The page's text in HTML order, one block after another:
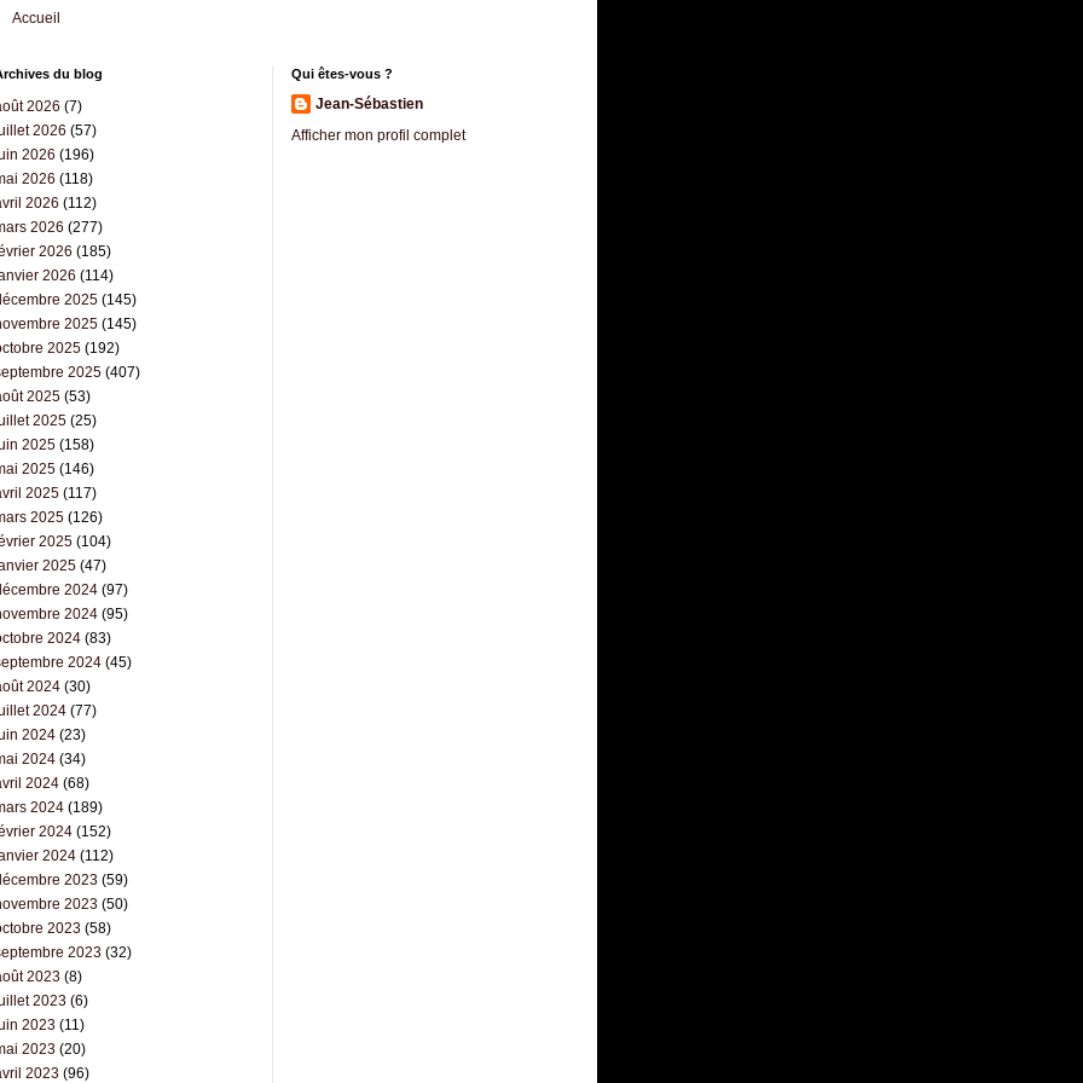
Accueil
du blog
2026 (7)
2026 (57)
2026 (196)
2026 (118)
2026 (112)
2026 (277)
2026 (185)
2026 (114)
2025(145)
2025(145)
2025(192)
2025(407)
2025(53)
2025(25)
2025(158)
2025(146)
2025(117)
2025(126)
2025(104)
2025(47)
2024(97)
2024(95)
2024(83)
2024(45)
2024(30)
2024(77)
2024(23)
2024(34)
2024(68)
2024(189)
2024(152)
2024(112)
2023(59)
2023(50)
2023(58)
2023(32)
2023(8)
2023(6)
2023(11)
2023(20)
2023(96)
Qui êtes-vous ?
Jean-Sébastien
Afficher mon profil complet